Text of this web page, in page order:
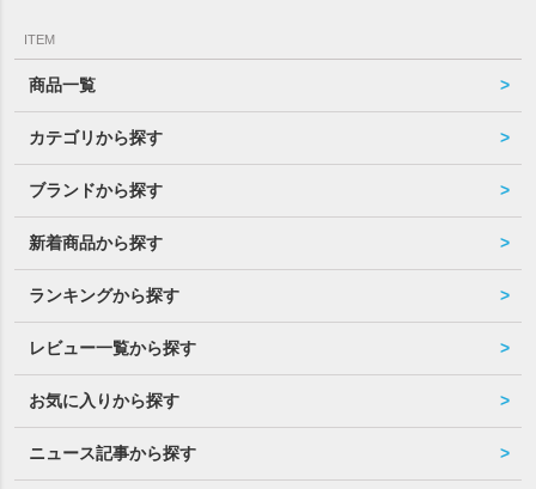
ITEM
商品一覧
カテゴリから探す
ブランドから探す
新着商品から探す
ランキングから探す
レビュー一覧から探す
お気に入りから探す
ニュース記事から探す